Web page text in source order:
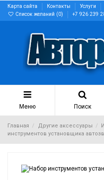
Карта сайта Контакты Услуги
Список желаний (0) +7 926 239
Меню Поиск
Главная Другие аксессуары
инструментов установщика